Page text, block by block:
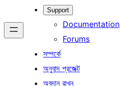
Support
Documentation
Forums
সম্পর্কে
অনুবাদ প্রজেক্ট
অবদান রাখুন